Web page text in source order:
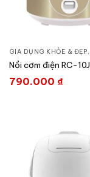
GIA DỤNG KHỎE & ĐẸP,
Nồi cơm điện RC-
790.000 ₫